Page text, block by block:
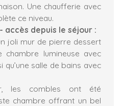
Une chaufferie avec
ce niveau.
accès depuis le séjour :
joli mur de pierre dessert
chambre lumineuse avec
qu’une salle de bains avec
les combles ont été
chambre offrant un bel